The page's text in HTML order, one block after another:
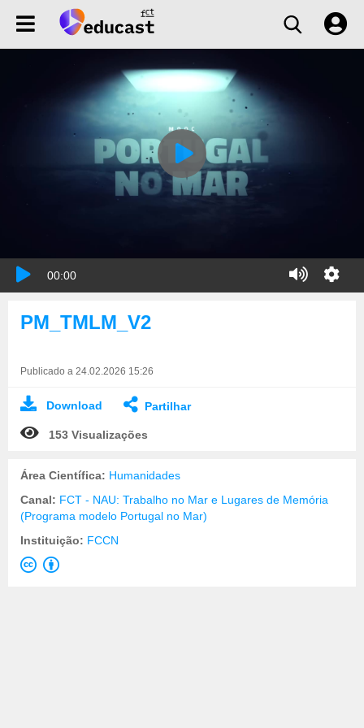
00:00
PM_TMLM_V2
Publicado a 24.02.2026 15:26
Download Partilhar
153 Visualizações
Área Científica: Humanidades
Canal: FCT - NAU: Trabalho no Mar e Lugares de Memória
(Programa modelo Portugal no Mar)
Instituição: FCCN